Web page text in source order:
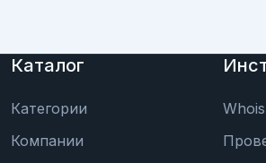
Каталог
Категории
Компании